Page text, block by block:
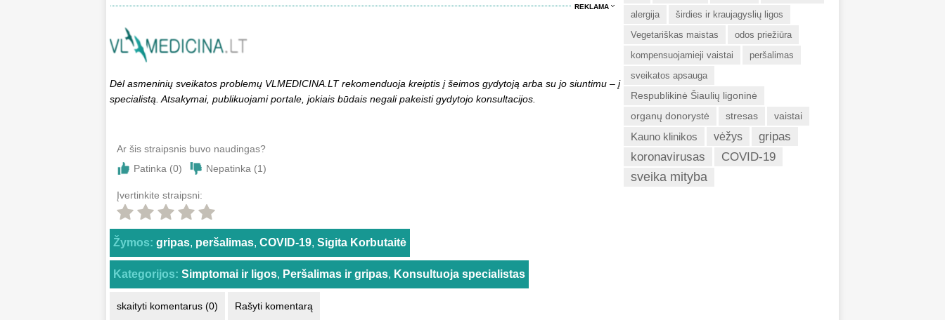
REKLAMA
Dėl asmeninių sveikatos problemų VLMEDICINA.LT rekomenduoja kreiptis į šeimos gydytoją arba su jo siuntimu – į
specialistą. Atsakymai, publikuojami portale, jokiais būdais negali pakeisti gydytojo konsultacijos.
Ar šis straipsnis buvo naudingas?
Patinka (0) Nepatinka (1)
Įvertinkite straipsni:
Žymos: gripas, peršalimas, COVID-19, Sigita Korbutaitė
Kategorijos: Simptomai ir ligos, Peršalimas ir gripas, Konsultuoja specialistas
skaityti komentarus (0) Rašyti komentarą
alergija
širdies ir kraujagyslių ligos
Vegetariškas maistas
odos priežiūra
kompensuojamieji vaistai
peršalimas
sveikatos apsauga
Respublikinė Šiaulių ligoninė
organų donorystė
stresas vaistai
Kauno klinikos vėžys
gripas
koronavirusas
COVID-19
sveika mityba